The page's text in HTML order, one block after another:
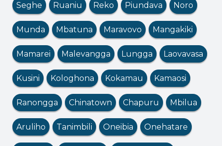
Seghe Ruaniu Reko Piundava Noro
Munda Mbatuna Maravovo Mangakiki
Mamarei Malevangga Lungga Laovavasa
Kusini Kologhona Kokamau Kamaosi
Ranongga Chinatown Chapuru Mbilua
Aruliho Tanimbili Oneibia Onehatare